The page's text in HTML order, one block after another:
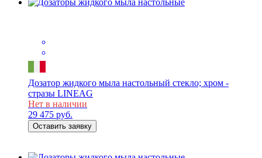
Дозатор жидкого мыла настольный стекло; хром -
стразы LINEAG
Нет в наличии
29 475 руб.
Оставить заявку